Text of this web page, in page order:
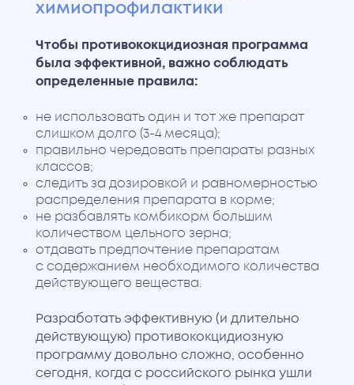
химиопрофилактики
Чтобы противококцидиозная программа
была эффективной, важно соблюдать
определенные правила:
не использовать один и тот же препарат
слишком долго (3-4 месяца);
правильно чередовать препараты разных
классов;
следить за дозировкой и равномерностью
распределения препарата в корме;
не разбавлять комбикорм большим
количеством цельного зерна;
отдавать предпочтение препаратам
с содержанием необходимого количества
действующего вещества.
Разработать эффективную (и длительно
действующую) противококцидиозную
программу довольно сложно, особенно
сегодня, когда с российского рынка ушли